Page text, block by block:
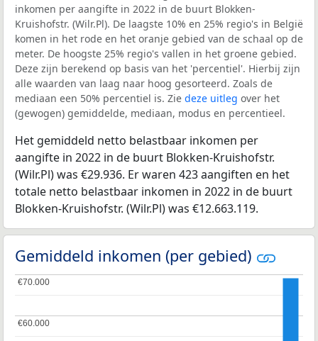
inkomen per aangifte in 2022 in de buurt Blokken-
Kruishofstr. (Wilr.Pl). De laagste 10% en 25% regio's in België
komen in het rode en het oranje gebied van de schaal op de
meter. De hoogste 25% regio's vallen in het groene gebied.
Deze zijn berekend op basis van het 'percentiel'. Hierbij zijn
alle waarden van laag naar hoog gesorteerd. Zoals de
mediaan een 50% percentiel is. Zie deze uitleg over het
(gewogen) gemiddelde, mediaan, modus en percentieel.
Het gemiddeld netto belastbaar inkomen per
aangifte in 2022 in de buurt Blokken-Kruishofstr.
(Wilr.Pl) was €29.936. Er waren 423 aangiften en het
totale netto belastbaar inkomen in 2022 in de buurt
Blokken-Kruishofstr. (Wilr.Pl) was €12.663.119.
Gemiddeld inkomen (per gebied)
€60.000
€60.000
€70.000
€70.000